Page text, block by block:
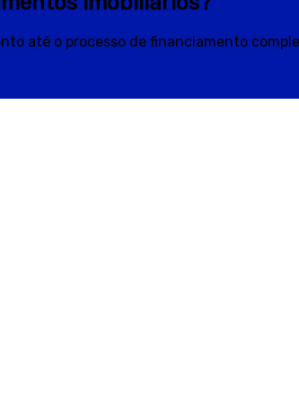
até o processo de financiamento